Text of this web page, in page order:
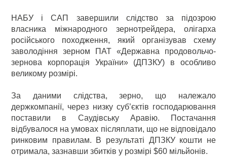
НАБУ і САП завершили слідство за підозрою
власника міжнародного зернотрейдера, олігарха
російського походження, який організував схему
заволодіння зерном ПАТ «Державна продовольчо-
зернова корпорація України» (ДПЗКУ) в особливо
великому розмірі.
За даними слідства, зерно, що належало
держкомпанії, через низку суб’єктів господарювання
поставили в Саудівську Аравію. Постачання
відбувалося на умовах післяплати, що не відповідало
ринковим правилам. В результаті ДПЗКУ кошти не
отримала, зазнавши збитків у розмірі $60 мільйонів.